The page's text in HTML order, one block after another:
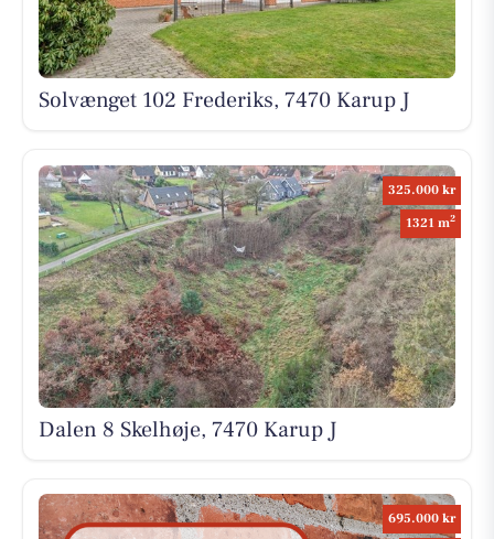
Solvænget 102 Frederiks, 7470 Karup J
325.000 kr
1321 m2
Dalen 8 Skelhøje, 7470 Karup J
695.000 kr